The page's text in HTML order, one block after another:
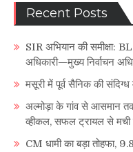
Recent Posts
SIR अभियान की समीक्षा:
अधिकारी—मुख्य निर्वाचन
मसूरी में पूर्व सैनिक की
अल्मोड़ा के गांव से आसमान
व्हीकल, सफल ट्रायल से मची
CM धामी का बड़ा तोहफा,